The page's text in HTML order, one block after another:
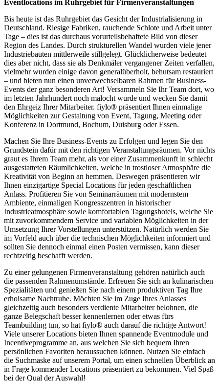
Eventlocations im Ruhrgebiet für Firmenveranstaltungen
Bis heute ist das Ruhrgebiet das Gesicht der Industrialisierung in
Deutschland. Riesige Fabriken, rauchende Schlote und Arbeit unter
Tage – dies ist das durchaus vorurteilsbehaftete Bild von dieser
Region des Landes. Durch strukturellen Wandel wurden viele jener
Industriebauten mittlerweile stillgelegt. Glücklicherweise bedeutet
dies aber nicht, dass sie als Denkmäler vergangener Zeiten verfallen,
vielmehr wurden einige davon generalüberholt, behutsam restauriert
– und bieten nun einen unverwechselbaren Rahmen für Business-
Events der ganz besonderen Art! Versammeln Sie Ihr Team dort, wo
im letzten Jahrhundert noch malocht wurde und wecken Sie damit
den Ehrgeiz Ihrer Mitarbeiter. fiylo® präsentiert Ihnen einmalige
Möglichkeiten zur Gestaltung von Event, Tagung, Meeting oder
Konferenz in Dortmund, Bochum, Duisburg oder Essen.
Machen Sie Ihre Business-Events zu Erfolgen und legen Sie den
Grundstein dafür mit den richtigen Veranstaltungsräumen. Vor nichts
graut es Ihrem Team mehr, als vor einer Zusammenkunft in schlecht
ausgestatteten Räumlichkeiten, welche in trostloser Atmosphäre die
Kreativität von Beginn an hemmen. Deswegen präsentieren wir
Ihnen einzigartige Special Locations für jeden geschäftlichen
Anlass. Profitieren Sie von Seminarräumen mit modernstem
Ambiente, einmaligen Kongresszentren in historischer
Industrieatmosphäre sowie komfortablen Tagungshotels, welche Sie
mit zuvorkommendem Service und variablen Möglichkeiten in der
Umsetzung Ihrer Vorstellungen unterstützen. Natürlich werden Sie
im Vorfeld auch über die technischen Möglichkeiten informiert und
sollten Sie dennoch einmal einen Posten vermissen, kann dieser
rechtzeitig beschafft werden.
Zu einer gelungenen Firmenveranstaltung gehören natürlich auch
die passenden Rahmenumstände. Erfreuen Sie sich an kulinarischen
Spezialitäten und genießen Sie nach einem produktiven Tag Ihre
erholsame Nachtruhe. Möchten Sie im Zuge Ihres Anlasses
gleichzeitig auch besonders verdiente Mitarbeiter belohnen, die
ganze Belegschaft besser kennenlernen oder etwas fürs
Teambuilding tun, so hat fiylo® auch darauf die richtige Antwort!
Viele unserer Locations bieten Ihnen spannende Eventmodule und
Incentiveprogramme an, aus welchen Sie sich bequem Ihren
persönlichen Favoriten heraussuchen können. Nutzen Sie einfach
die Suchmaske auf unserem Portal, um einen schnellen Überblick an
in Frage kommender Locations präsentiert zu bekommen. Viel Spaß
bei der Qual der Auswahl!